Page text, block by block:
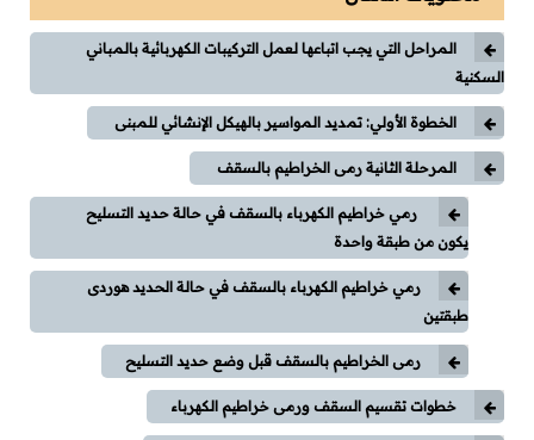
طاقة شمسية
كورسات
كورسات توزيع كهربي
كورسات Classic Control
كورسات PLC
كورسات تيار خفيف
المراحل التي يجب اتباعها لعمل التركيبات الكهربائية بالمباني
السكنية
الخطوة الأولي: تمديد المواسير بالهيكل الإنشائي للمبنى
المرحلة الثانية رمى الخراطيم بالسقف
رمي خراطيم الكهرباء بالسقف في حالة حديد التسليح
يكون من طبقة واحدة
رمي خراطيم الكهرباء بالسقف في حالة الحديد هوردى
طبقتين
رمى الخراطيم بالسقف قبل وضع حديد التسليح
خطوات تقسيم السقف ورمى خراطيم الكهرباء